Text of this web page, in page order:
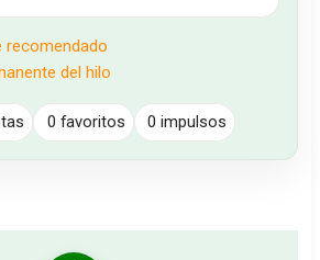
recomendado
del hilo
0 favoritos 0 impulsos